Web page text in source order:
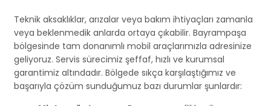
Teknik aksaklıklar, arızalar veya bakım ihtiyaçları zamanla
veya beklenmedik anlarda ortaya çıkabilir. Bayrampaşa
bölgesinde tam donanımlı mobil araçlarımızla adresinize
geliyoruz. Servis sürecimiz şeffaf, hızlı ve kurumsal
garantimiz altındadır. Bölgede sıkça karşılaştığımız ve
başarıyla çözüm sunduğumuz bazı durumlar şunlardır: